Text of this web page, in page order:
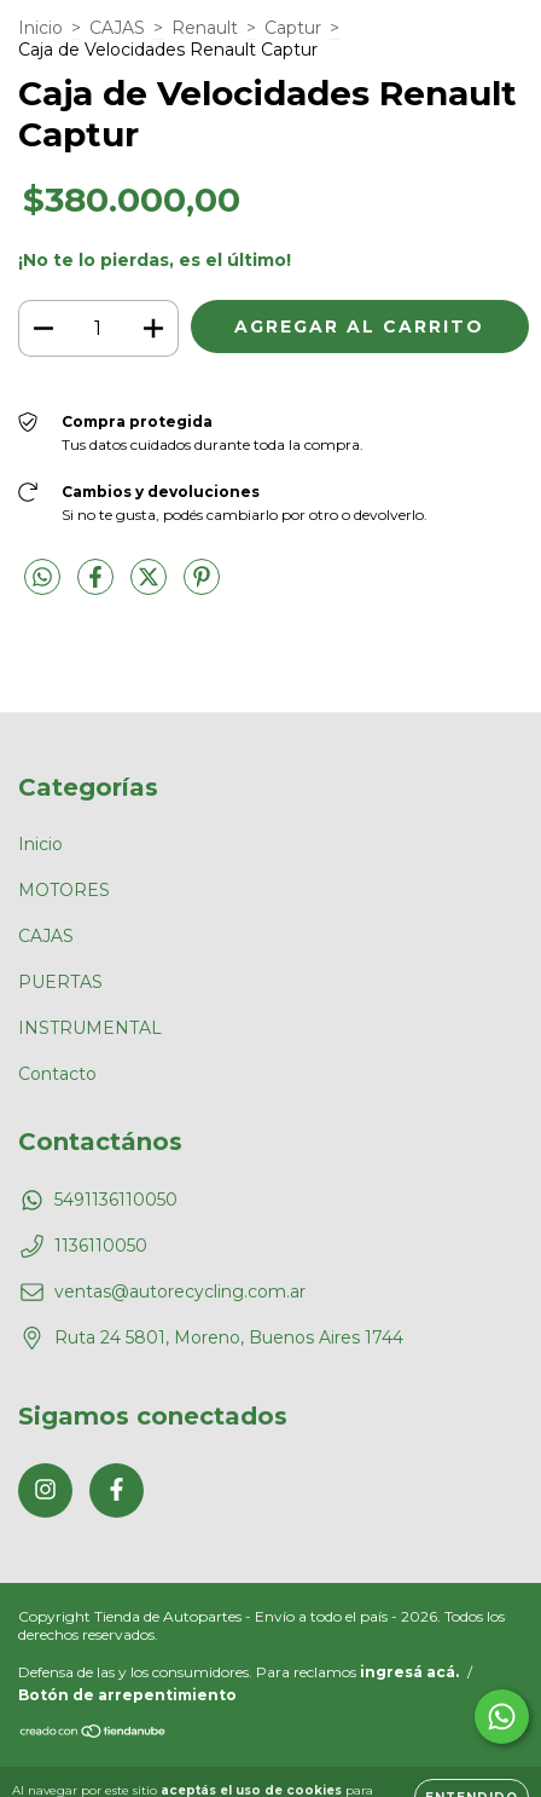
Al navegar por este sitio aceptás el uso de cookies para
Inicio > CAJAS > Renault > Captur >
Caja de Velocidades Renault Captur
Caja de Velocidades Renault
Captur
$380.000,00
¡No te lo pierdas, es el último!
Compra protegida
Tus datos cuidados durante toda la compra.
Cambios y devoluciones
Si no te gusta, podés cambiarlo por otro o devolverlo.
Categorías
Inicio
MOTORES
CAJAS
PUERTAS
INSTRUMENTAL
Contacto
Contactános
5491136110050
1136110050
ventas@autorecycling.com.ar
Ruta 24 5801, Moreno, Buenos Aires 1744
Sigamos conectados
Copyright Tienda de Autopartes - Envío a todo el país - 2026. Todos los
derechos reservados.
Defensa de las y los consumidores. Para reclamos ingresá acá. /
Botón de arrepentimiento